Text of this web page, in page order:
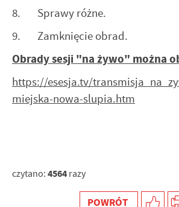
8. Sprawy różne.
9. Zamknięcie obrad.
Obrady sesji "na żywo" można
https://esesja.tv/
miejska-nowa-slupia.htm
czytano: 4564 razy
POWRÓT